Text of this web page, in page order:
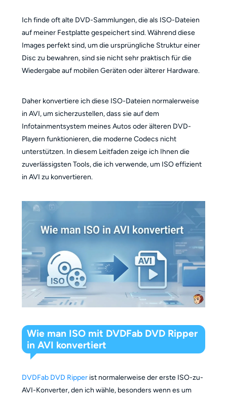
Ich finde oft alte DVD-Sammlungen, die als ISO-Dateien
auf meiner Festplatte gespeichert sind. Während diese
Images perfekt sind, um die ursprüngliche Struktur einer
Disc zu bewahren, sind sie nicht sehr praktisch für die
Wiedergabe auf mobilen Geräten oder älterer Hardware.
Daher konvertiere ich diese ISO-Dateien normalerweise
in AVI, um sicherzustellen, dass sie auf dem
Infotainmentsystem meines Autos oder älteren DVD-
Playern funktionieren, die moderne Codecs nicht
unterstützen. In diesem Leitfaden zeige ich Ihnen die
zuverlässigsten Tools, die ich verwende, um ISO effizient
in AVI zu konvertieren.
Wie man ISO mit DVDFab DVD Ripper
in AVI konvertiert
DVDFab DVD Ripperist normalerweise der erste ISO-zu-
AVI-Konverter, den ich wähle, besonders wenn es um